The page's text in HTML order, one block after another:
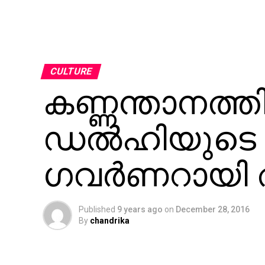
CULTURE
ഡല്‍ഹിയുടെ
Published 9 years ago on December 28, 2016
By chandrika